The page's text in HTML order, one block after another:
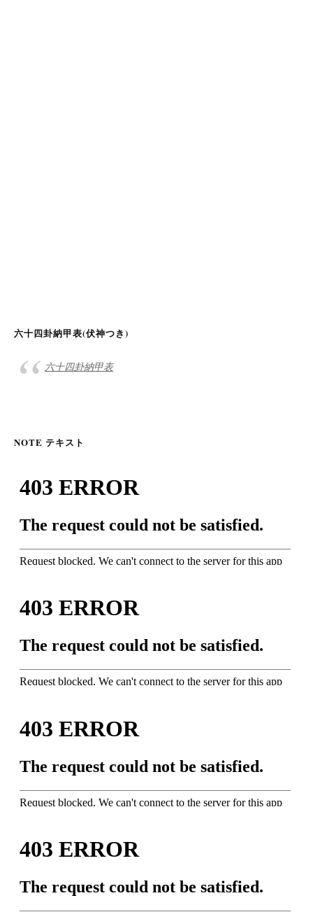
六十四卦納甲表(伏神つき)
六十四卦納甲表
NOTE テキスト